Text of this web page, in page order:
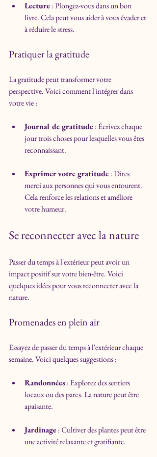
Lecture : Plongez-vous dans un bon
livre. Cela peut vous aider à vous évader et
à réduire le stress.
Pratiquer la gratitude
La gratitude peut transformer votre
perspective. Voici comment l'intégrer dans
votre vie :
Journal de gratitude : Écrivez chaque
jour trois choses pour lesquelles vous êtes
reconnaissant.
Exprimer votre gratitude : Dites
merci aux personnes qui vous entourent.
Cela renforce les relations et améliore
votre humeur.
Se reconnecter avec la nature
Passer du temps à l'extérieur peut avoir un
impact positif sur votre bien-être. Voici
quelques idées pour vous reconnecter avec la
nature.
Promenades en plein air
Essayez de passer du temps à l'extérieur chaque
semaine. Voici quelques suggestions :
Randonnées : Explorez des sentiers
locaux ou des parcs. La nature peut être
apaisante.
Jardinage : Cultiver des plantes peut être
une activité relaxante et gratifiante.